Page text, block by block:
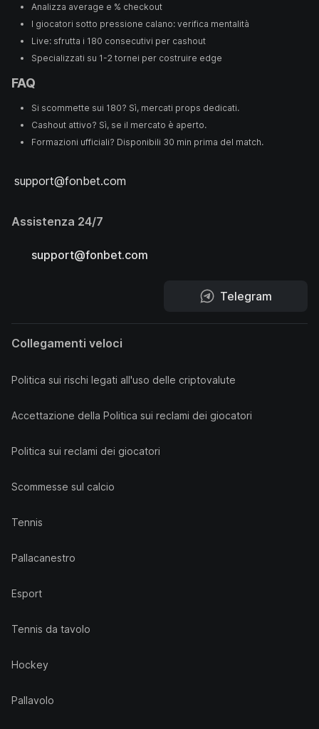
Analizza average e % checkout
I giocatori sotto pressione calano: verifica mentalità
Live: sfrutta i 180 consecutivi per cashout
Specializzati su 1-2 tornei per costruire edge
FAQ
Si scommette sui 180? Sì, mercati props dedicati.
Cashout attivo? Sì, se il mercato è aperto.
Formazioni ufficiali? Disponibili 30 min prima del match.
support@fonbet.com
Assistenza 24/7
support@fonbet.com
Telegram
Collegamenti veloci
Politica sui rischi legati all'uso delle criptovalute
Accettazione della Politica sui reclami dei giocatori
Politica sui reclami dei giocatori
Scommesse sul calcio
Tennis
Pallacanestro
Esport
Tennis da tavolo
Hockey
Pallavolo